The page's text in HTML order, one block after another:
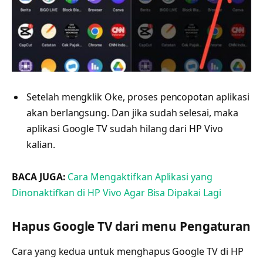
Setelah mengklik Oke, proses pencopotan aplikasi
akan berlangsung. Dan jika sudah selesai, maka
aplikasi Google TV sudah hilang dari HP Vivo
kalian.
BACA JUGA: Cara Mengaktifkan Aplikasi yang
Dinonaktifkan di HP Vivo Agar Bisa Dipakai Lagi
Hapus Google TV dari menu Pengaturan
Cara yang kedua untuk menghapus Google TV di HP